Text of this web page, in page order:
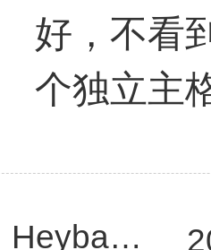
好，不看
个独立主
Heybabbbbbbe